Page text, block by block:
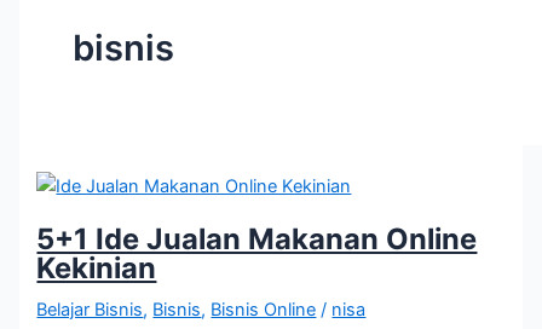
bisnis
5+1 Ide Jualan Makanan Online
Kekinian
Belajar Bisnis, Bisnis, Bisnis Online / nisa